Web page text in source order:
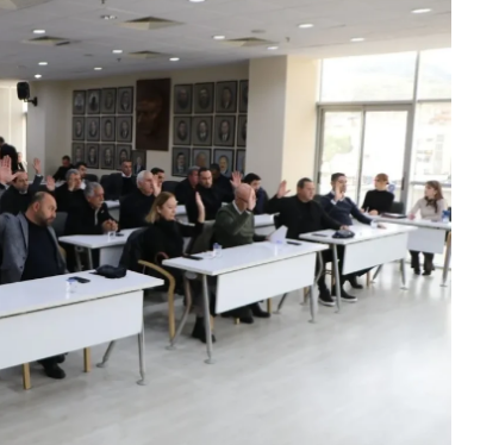
Batman
Bartın
Yalova
Osmaniye